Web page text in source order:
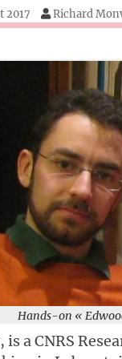
2017 Richard
Hands-on «
a CNRS